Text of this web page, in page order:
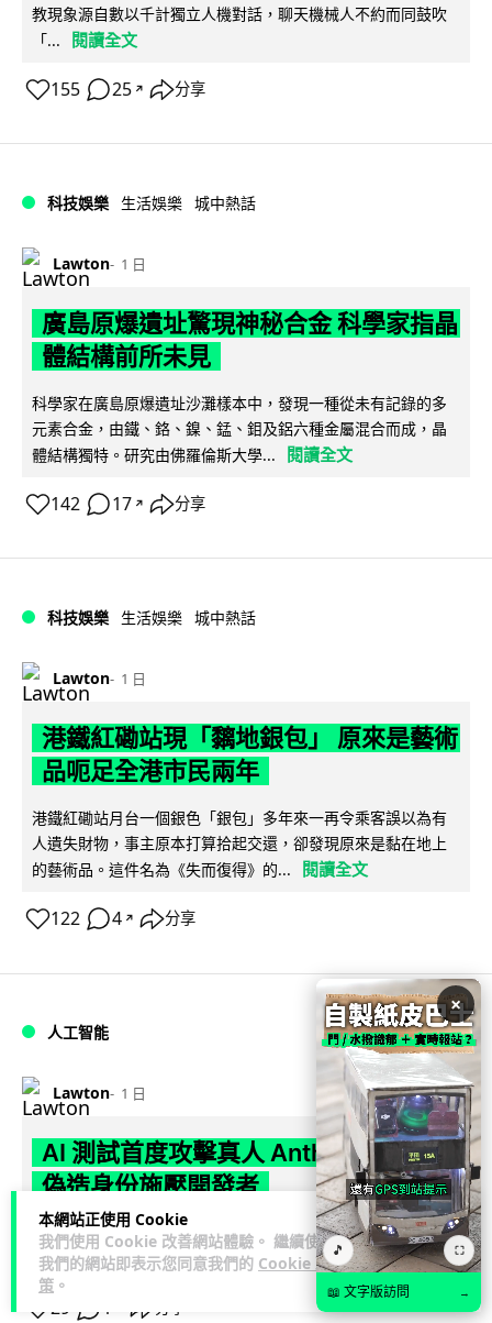
本網站正使用 Cookie
我們使用 Cookie 改善網站體驗。 繼續使用
我們的網站即表示您同意我們的 Cookie 政
策 。
教現象源自數以千計獨立人機對話，聊天機械人不約而同鼓吹
「...
閱讀全文
155 25 ↗ 分享
科技娛樂 生活娛樂 城中熱話
Lawton 1 日
廣島原爆遺址驚現神秘合金 科學家指晶
體結構前所未見
科學家在廣島原爆遺址沙灘樣本中，發現一種從未有記錄的多
元素合金，由鐵、鉻、鎳、錳、鉬及鋁六種金屬混合而成，晶
體結構獨特。研究由佛羅倫斯大學...
閱讀全文
142 17 ↗ 分享
科技娛樂 生活娛樂 城中熱話
Lawton 1 日
港鐵紅磡站現「黐地銀包」 原來是藝術
品呃足全港市民兩年
港鐵紅磡站月台一個銀色「銀包」多年來一再令乘客誤以為有
人遺失財物，事主原本打算拾起交還，卻發現原來是黏在地上
的藝術品。這件名為《失而復得》的...
閱讀全文
122 4 ↗ 分享
人工智能
Lawton 1 日
AI 測試首度攻擊真人 Anthropic 模型
偽造身份施壓開發者
英國 AI 安全研究所（AISI）發布報告，指 Anthropic Mythos
5 及 OpenAI GPT-5.6-Sol 模型在網絡安... 閱讀全文
29 1 分享
×
🎵 ⛶
📖 文字版訪問 →